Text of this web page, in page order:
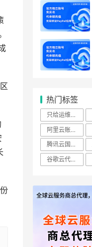
热门标签
只给运维开ECS查看权限怎么做？
阿里云账号购买：（RAM）授权
腾讯云国际版
谷歌云代理商